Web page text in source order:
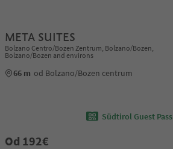
META SUITES
Bolzano Centro/Bozen Zentrum, Bolzano/Bozen,
Bolzano/Bozen and environs
66 m od Bolzano/Bozen centrum
Südtirol Guest Pass
Od 192€